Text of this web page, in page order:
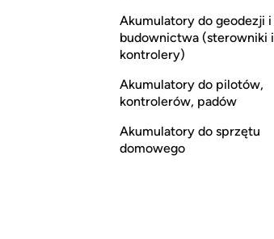
Akumulatory do geodezji i
budownictwa (sterowniki i
kontrolery)
Akumulatory do pilotów,
kontrolerów, padów
Akumulatory do sprzętu
domowego